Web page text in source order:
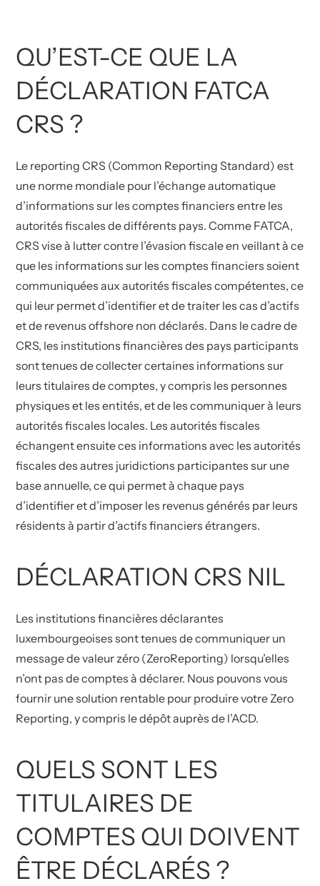
QU’EST-CE QUE LA
DÉCLARATION FATCA
CRS ?
Le reporting CRS (Common Reporting Standard) est
une norme mondiale pour l’échange automatique
d’informations sur les comptes financiers entre les
autorités fiscales de différents pays. Comme FATCA,
CRS vise à lutter contre l’évasion fiscale en veillant à ce
que les informations sur les comptes financiers soient
communiquées aux autorités fiscales compétentes, ce
qui leur permet d’identifier et de traiter les cas d’actifs
et de revenus offshore non déclarés. Dans le cadre de
CRS, les institutions financières des pays participants
sont tenues de collecter certaines informations sur
leurs titulaires de comptes, y compris les personnes
physiques et les entités, et de les communiquer à leurs
autorités fiscales locales. Les autorités fiscales
échangent ensuite ces informations avec les autorités
fiscales des autres juridictions participantes sur une
base annuelle, ce qui permet à chaque pays
d’identifier et d’imposer les revenus générés par leurs
résidents à partir d’actifs financiers étrangers.
DÉCLARATION CRS NIL
Les institutions financières déclarantes
luxembourgeoises sont tenues de communiquer un
message de valeur zéro (ZeroReporting) lorsqu’elles
n’ont pas de comptes à déclarer. Nous pouvons vous
fournir une solution rentable pour produire votre Zero
Reporting, y compris le dépôt auprès de l’ACD.
QUELS SONT LES
TITULAIRES DE
COMPTES QUI DOIVENT
ÊTRE DÉCLARÉS ?